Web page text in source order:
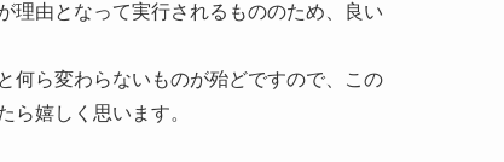
理由となって実行されるもののため、良い
何ら変わらないものが殆どですので、この
ら嬉しく思います。